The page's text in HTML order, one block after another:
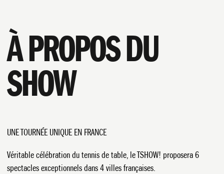
À PROPOS DU
SHOW
UNE TOURNÉE UNIQUE EN FRANCE
Véritable célébration du tennis de table, le TSHOW! proposera 6
spectacles exceptionnels dans 4 villes françaises.